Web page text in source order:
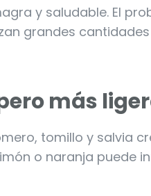
y saludable. El
grandes
más
tomillo y salvia
o naranja puede